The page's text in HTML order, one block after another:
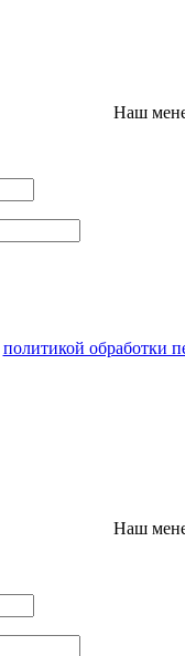
Наш
политикой обработки
Наш